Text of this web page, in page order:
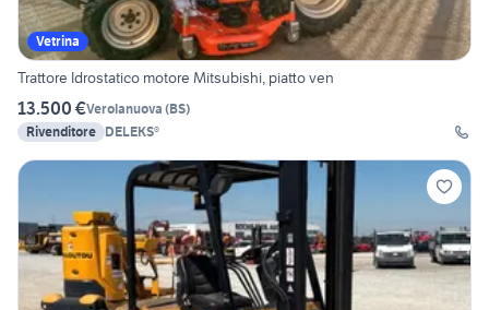
Vetrina
Trattore Idrostatico motore Mitsubishi, piatto ven
13.500 €Verolanuova (BS)
Rivenditore DELEKS®